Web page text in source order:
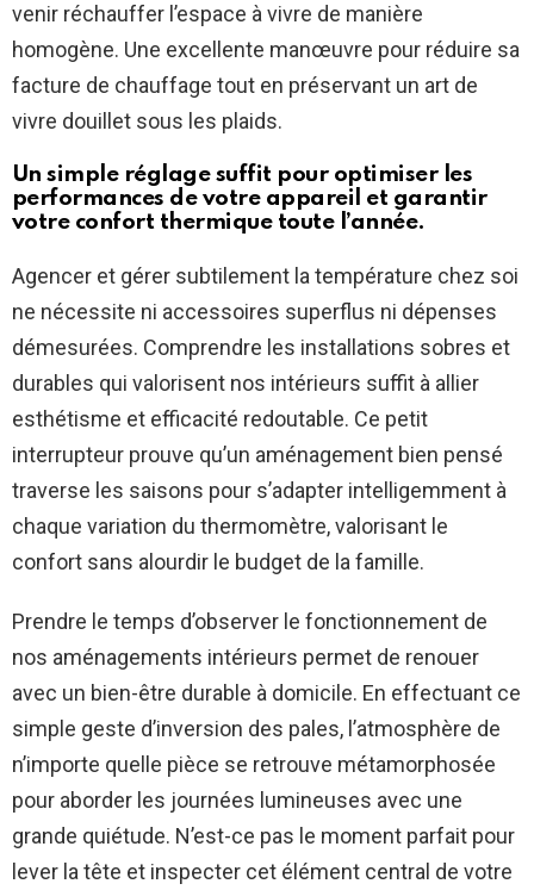
venir réchauffer l’espace à vivre de manière
homogène. Une excellente manœuvre pour réduire sa
facture de chauffage tout en préservant un art de
vivre douillet sous les plaids.
Un simple réglage suffit pour optimiser les
performances de votre appareil et garantir
votre confort thermique toute l’année.
Agencer et gérer subtilement la température chez soi
ne nécessite ni accessoires superflus ni dépenses
démesurées. Comprendre les installations sobres et
durables qui valorisent nos intérieurs suffit à allier
esthétisme et efficacité redoutable. Ce petit
interrupteur prouve qu’un aménagement bien pensé
traverse les saisons pour s’adapter intelligemment à
chaque variation du thermomètre, valorisant le
confort sans alourdir le budget de la famille.
Prendre le temps d’observer le fonctionnement de
nos aménagements intérieurs permet de renouer
avec un bien-être durable à domicile. En effectuant ce
simple geste d’inversion des pales, l’atmosphère de
n’importe quelle pièce se retrouve métamorphosée
pour aborder les journées lumineuses avec une
grande quiétude. N’est-ce pas le moment parfait pour
lever la tête et inspecter cet élément central de votre